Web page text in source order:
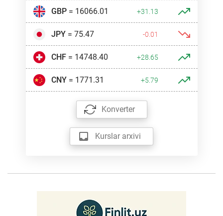
GBP= 16066.01 +31.13
JPY= 75.47 -0.01
CHF= 14748.40 +28.65
CNY= 1771.31 +5.79
Konverter
Kurslar arxivi